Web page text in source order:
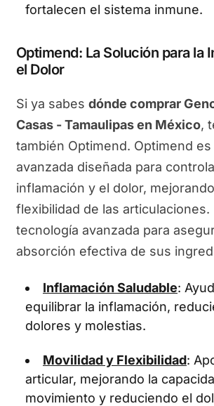
fortalecen el sistema inmune.
Optimend: La Solución para la
el Dolor
Si ya sabes dónde comprar
Casas - Tamaulipas en México,
también Optimend. Optimend
avanzada diseñada para
inflamación y el dolor,
flexibilidad de las articulaciones.
tecnología avanzada para
absorción efectiva de sus
Inflamación Saludable:
equilibrar la inflamación,
dolores y molestias.
Movilidad y Flexibilidad:
articular, mejorando la
movimiento y reduciendo el